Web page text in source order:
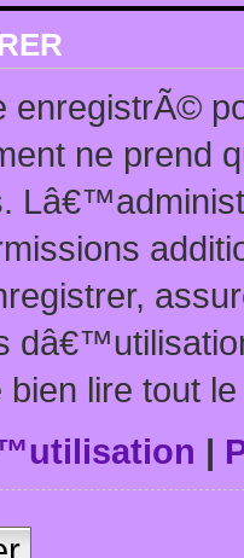
enregistrÃ©
ne prend
lire tout
|